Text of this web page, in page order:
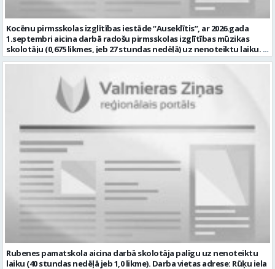
darbā ar bērniem, vecākiem un kolēģiem Atbildības sajūta, empātija,
pacietība un augsta profesionālā ētika Labas latviešu valodas
zināšanas atbilstoši normatīvo aktu prasībām Prasme strādāt ar
informācijas un komunikācijas tehnoloģijām ikdienas darba
pienākumu veikšanai. mēs piedāvājam: Darbu uz nenoteiktu laiku 30
stundas nedēļā (1 likme) Atalgojumu EUR 1351 pirms nodokļu
nomaksas (t.sk. piemaksa par darbu īpašos apstākļos) Sociālās
polisi Profesionālās kompetences pilnveides iespējas Dinamisku,
radošu un atbalstošu darba vidi Pretendentiem profesionālās
darbības aprakstu (CV) un izglītības dokumenta kopiju lūdzam
iesniegt līdz 2026. gada 17.augustam e-pastā vgv@valmiera.edu.lv.
vietas adrese: LATVIJA, Jumaras iela 9, Valmiera, Valmieras nov.
Darbības joma: Izglītība / Zinātne Pieteikto vietu skaits: 1 Aktuāla
līdz: 2026-08-17 Kontaktpersona: vgv@valmiera.edu.lv 29182105
Kocēnu pirmsskolas izglītības iestāde “Auseklītis”, ar 2026.gada
1.septembri aicina darbā radošu pirmsskolas izglītības mūzikas
skolotāju (0,675 likmes, jeb 27 stundas nedēļā) uz nenoteiktu laiku.
Darba vieta: Kalna iela 2, Kocēni, Kocēnu pagasts, Valmieras novads
vecumam atbilstošu mācību procesu; veikt izglītojamo attīstības
dinamikas izpēti; sadarbībā ar Iestādes skolotājiem, organizēt
svētkus, tematiskus pasākumus, jautrus brīžus un citas aktivitātes;
plānot savu darbību, sagatavot amata veikšanai nepieciešamo
dokumentāciju, tostarp e-vidē; iesaistīties Iestādes attīstības
plānošanā un īstenošanā atbilstoši kompetencei; un Jums ir:
izglītība atbilstoši Ministru kabineta noteikumiem Nr. 569
“Noteikumi par pedagogiem nepieciešamo izglītību un profesionālo
kvalifikāciju un pedagogu profesionālās kompetences pilnveides
kārtību”; pieredze darbā ar bērniem; valsts valodas prasmes
atbilstoši Valsts valodas likuma prasībām; obligāta ārsta izziņa
(veidlapa Nr.027/u) ar atļauju strādāt pedagoģisko darbu; atbilstība
Izglītības likuma un Bērnu tiesību aizsardzības likuma noteiktajām
prasībām; kompetences: prasme patstāvīgi un mērķtiecīgi
organizēt savu darbu; psiholoģiskā noturība un augsta saskarsmes
atbilstoši Ministru kabineta noteikumiem Nr. 445 “Pedagogu darba
samaksas noteikumi” 1057,05 EUR pirms nodokļu nomaksas; darba
Rubenes pamatskola aicina darbā skolotāja palīgu uz nenoteiktu
laiku (40 stundas nedēļā jeb 1,0 likme). Darba vietas adrese: Rūķu iela